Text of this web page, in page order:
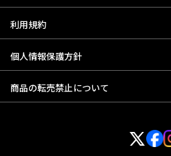
利用規約
個人情報保護方針
商品の転売禁止について